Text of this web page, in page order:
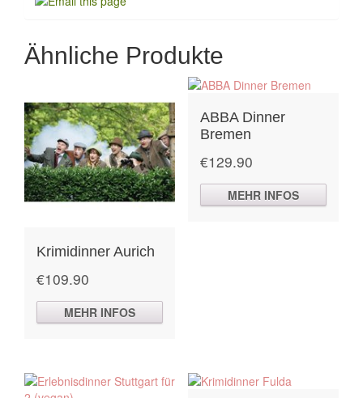
Ähnliche Produkte
Krimidinner Aurich
€109.90
MEHR INFOS
ABBA Dinner
Bremen
€129.90
MEHR INFOS